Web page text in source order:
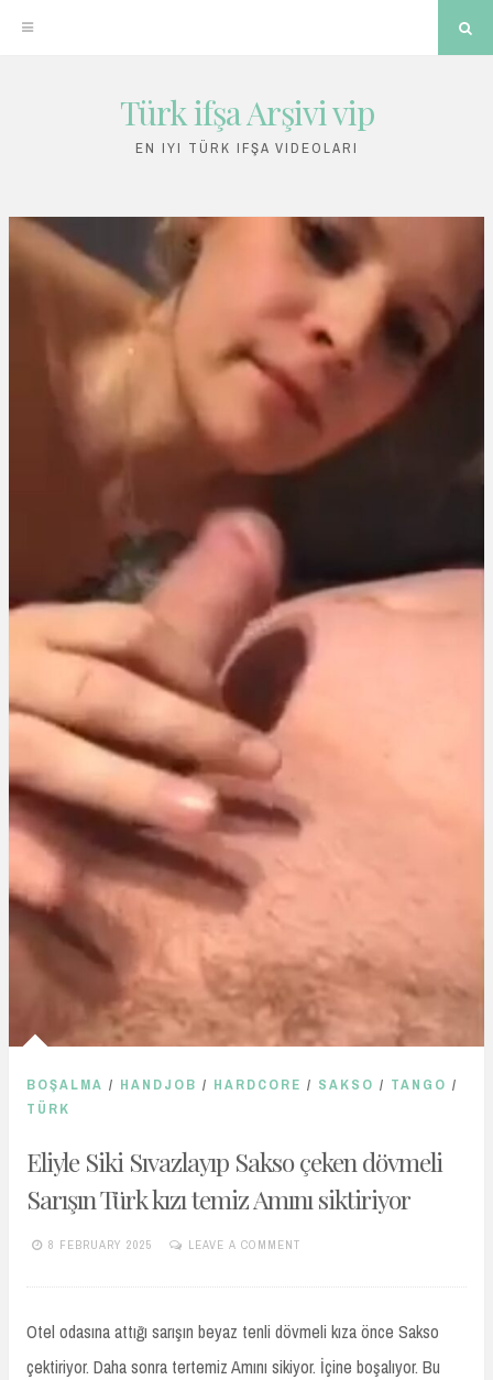
Türk ifşa Arşivi vip
EN IYI TÜRK IFŞA VIDEOLARI
BOŞALMA / HANDJOB / HARDCORE / SAKSO / TANGO /
TÜRK
Eliyle Siki Sıvazlayıp Sakso çeken dövmeli
Sarışın Türk kızı temiz Amını siktiriyor
8 FEBRUARY 2025
LEAVE A COMMENT
Otel odasına attığı sarışın beyaz tenli dövmeli kıza önce Sakso
çektiriyor. Daha sonra tertemiz Amını sikiyor. İçine boşalıyor. Bu